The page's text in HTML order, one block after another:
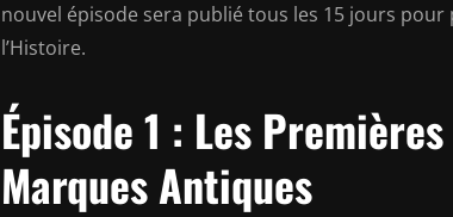
nouvel épisode sera publié tous les 15 jours
l’Histoire.
Épisode 1 : Les
Marques Antiques